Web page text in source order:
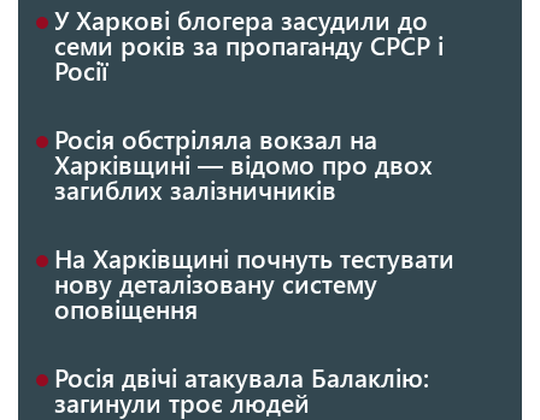
У Харкові блогера засудили до
семи років за пропаганду СРСР і
Росії
Росія обстріляла вокзал на
Харківщині — відомо про двох
загиблих залізничників
На Харківщині почнуть тестувати
нову деталізовану систему
оповіщення
Росія двічі атакувала Балаклію:
загинули троє людей